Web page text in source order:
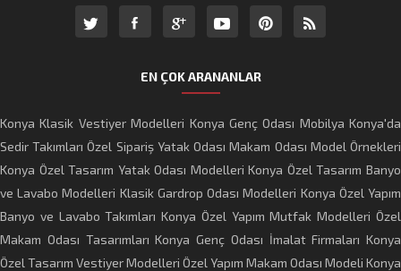
EN ÇOK ARANANLAR
Konya Klasik Vestiyer Modelleri Konya Genç Odası Mobilya Konya'da
Sedir Takımları Özel Sipariş Yatak Odası Makam Odası Model Örnekleri
Konya Özel Tasarım Yatak Odası Modelleri Konya Özel Tasarım Banyo
ve Lavabo Modelleri Klasik Gardrop Odası Modelleri Konya Özel Yapım
Banyo ve Lavabo Takımları Konya Özel Yapım Mutfak Modelleri Özel
Makam Odası Tasarımları Konya Genç Odası İmalat Firmaları Konya
Özel Tasarım Vestiyer Modelleri Özel Yapım Makam Odası Modeli Konya